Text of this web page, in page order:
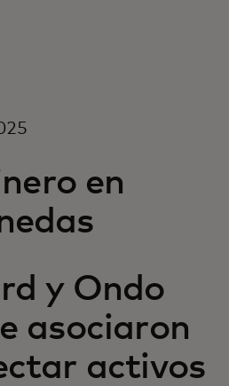
en
y Ondo
asociaron
activos